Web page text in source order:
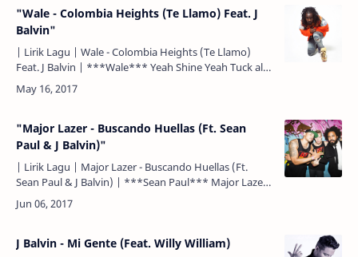
"Wale - Colombia Heights (Te Llamo) Feat. J
Balvin"
| Lirik Lagu | Wale - Colombia Heights (Te Llamo)
Feat. J Balvin | ***Wale*** Yeah Shine Yeah Tuck all
my diamonds Fuck the attention Lord, lord, lord, lord
F…
"Major Lazer - Buscando Huellas (Ft. Sean
Paul & J Balvin)"
| Lirik Lagu | Major Lazer - Buscando Huellas (Ft.
Sean Paul & J Balvin) | ***Sean Paul*** Major Lazer J
J Balvin - Mi Gente (Feat. Willy William)